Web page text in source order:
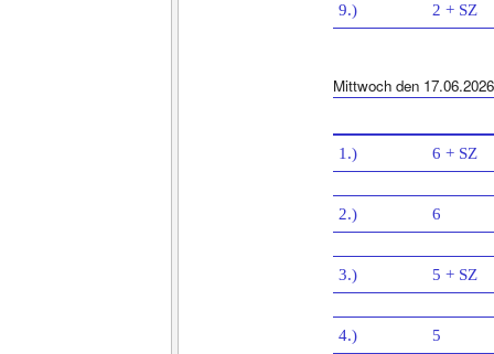
9.) 2 + SZ
Mittwoch den 17.06.2026
1.) 6 + SZ
2.) 6
3.) 5 + SZ
4.) 5